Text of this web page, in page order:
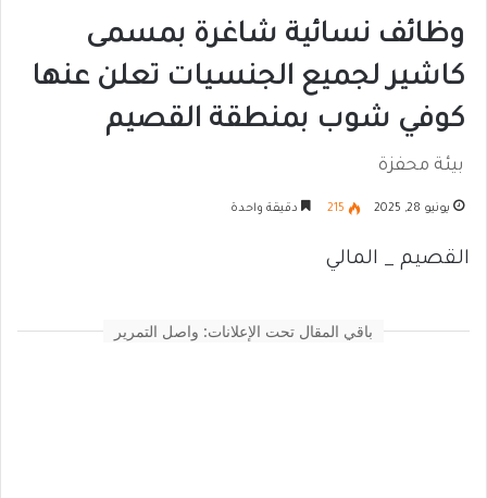
وظائف نسائية شاغرة بمسمى
كاشير لجميع الجنسيات تعلن عنها
كوفي شوب بمنطقة القصيم
بيئة محفزة
يونيو 28, 2025 215 دقيقة واحدة
القصيم _ المالي
باقي المقال تحت الإعلانات: واصل التمرير